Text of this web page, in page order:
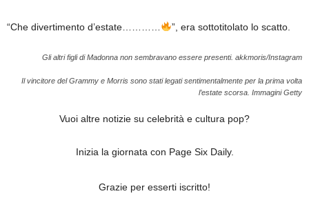
“Che divertimento d’estate………… ”, era sottotitolato lo scatto.
Gli altri figli di Madonna non sembravano essere presenti. akkmoris/Instagram
Il vincitore del Grammy e Morris sono stati legati sentimentalmente per la prima volta
l’estate scorsa. Immagini Getty
Vuoi altre notizie su celebrità e cultura pop?
Inizia la giornata con Page Six Daily.
Grazie per esserti iscritto!